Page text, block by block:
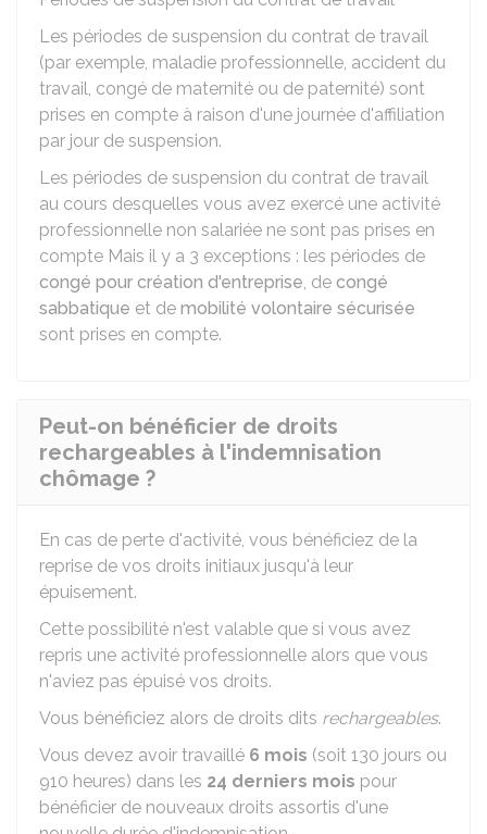
Les périodes de suspension du contrat de travail
(par exemple, maladie professionnelle, accident du
travail, congé de maternité ou de paternité) sont
prises en compte à raison d'une journée d'affiliation
par jour de suspension.
Les périodes de suspension du contrat de travail
au cours desquelles vous avez exercé une activité
professionnelle non salariée ne sont pas prises en
compte Mais il y a 3 exceptions : les périodes de
congé pour création d'entreprise, de congé
sabbatique et de mobilité volontaire sécurisée
sont prises en compte.
Peut-on bénéficier de droits
rechargeables à l'indemnisation
chômage ?
En cas de perte d'activité, vous bénéficiez de la
reprise de vos droits initiaux jusqu'à leur
épuisement.
Cette possibilité n'est valable que si vous avez
repris une activité professionnelle alors que vous
n'aviez pas épuisé vos droits.
Vous bénéficiez alors de droits dits rechargeables.
Vous devez avoir travaillé 6 mois (soit 130 jours ou
910 heures) dans les 24 derniers mois pour
bénéficier de nouveaux droits assortis d'une